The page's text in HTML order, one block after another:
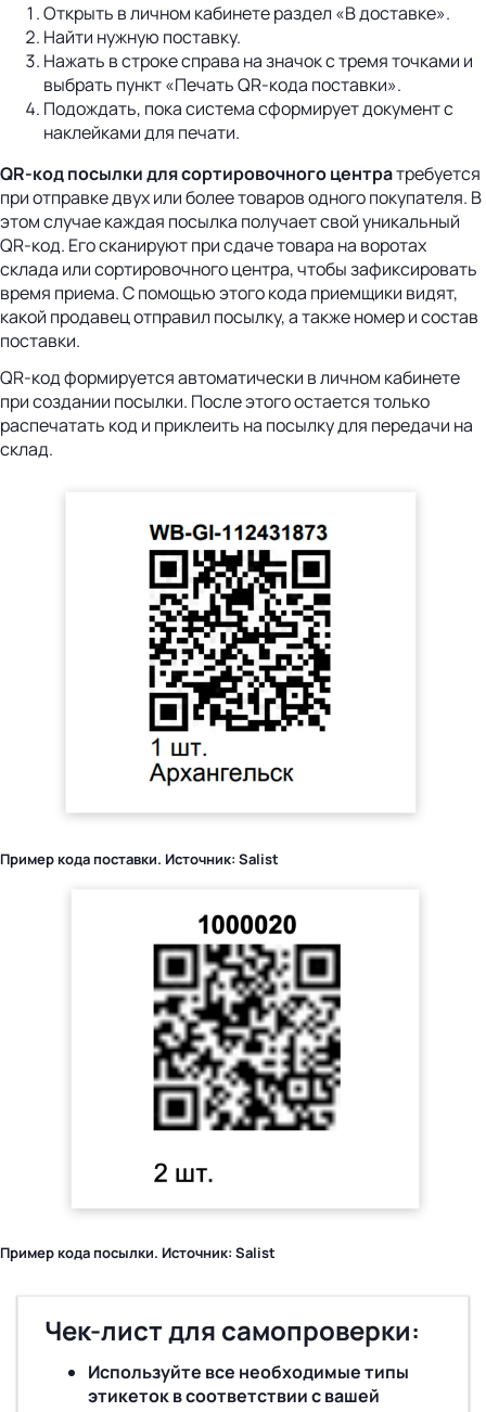
Открыть в личном кабинете раздел «В доставке».
Найти нужную поставку.
Нажать в строке справа на значок с тремя точками и
выбрать пункт «Печать QR-кода поставки».
Подождать, пока система сформирует документ с
наклейками для печати.
QR-код посылки для сортировочного центратребуется
при отправке двух или более товаров одного покупателя. В
этом случае каждая посылка получает свой уникальный
QR-код. Его сканируют при сдаче товара на воротах
склада или сортировочного центра, чтобы зафиксировать
время приема. С помощью этого кода приемщики видят,
какой продавец отправил посылку, а также номер и состав
поставки.
QR-код формируется автоматически в личном кабинете
при создании посылки. После этого остается только
распечатать код и приклеить на посылку для передачи на
склад.
Пример кода поставки. Источник: Salist
Пример кода посылки. Источник: Salist
Чек-лист для самопроверки:
Используйте все необходимые типы
этикеток в соответствии с вашей